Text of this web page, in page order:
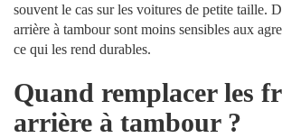
souvent le cas sur les voitures de petite taille.
arrière à tambour sont moins sensibles aux
ce qui les rend durables.
Quand remplacer les
arrière à tambour ?